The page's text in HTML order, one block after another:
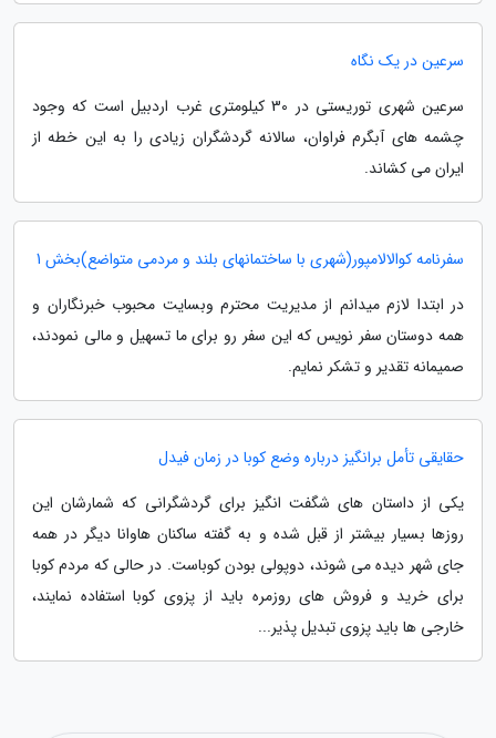
سرعین در یک نگاه
سرعین شهری توریستی در 30 کیلومتری غرب اردبیل است که وجود
چشمه های آبگرم فراوان، سالانه گردشگران زیادی را به این خطه از
ایران می کشاند.
سفرنامه کوالالامپور(شهری با ساختمانهای بلند و مردمی متواضع)بخش 1
در ابتدا لازم میدانم از مدیریت محترم وبسایت محبوب خبرنگاران و
همه دوستان سفر نویس که این سفر رو برای ما تسهیل و مالی نمودند،
صمیمانه تقدیر و تشکر نمایم.
حقایقی تأمل برانگیز درباره وضع کوبا در زمان فیدل
یکی از داستان های شگفت انگیز برای گردشگرانی که شمارشان این
روزها بسیار بیشتر از قبل شده و به گفته ساکنان هاوانا دیگر در همه
جای شهر دیده می شوند، دوپولی بودن کوباست. در حالی که مردم کوبا
برای خرید و فروش های روزمره باید از پزوی کوبا استفاده نمایند،
خارجی ها باید پزوی تبدیل پذیر...